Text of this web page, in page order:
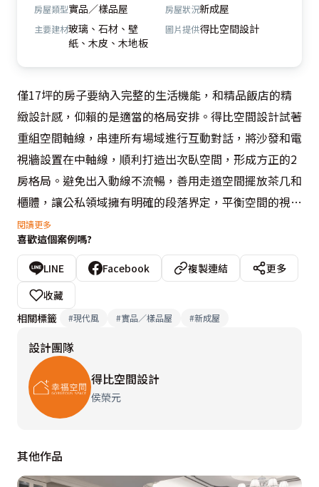
房屋類型實品／樣品屋 房屋狀況新成屋
主要建材玻璃、石材、壁
紙、木皮、木地板
圖片提供得比空間設計
僅17坪的房子要納入完整的生活機能，和精品飯店的精
緻設計感，仰賴的是適當的格局安排。得比空間設計試著
重組空間軸線，串連所有場域進行互動對話，將沙發和電
視牆設置在中軸線，順利打造出次臥空間，形成方正的2
房格局。避免出入動線不流暢，善用走道空間擺放茶几和
櫃體，讓公私領域擁有明確的段落界定，平衡空間的視覺
切割比例，進而提升視覺放大感。
室內收納設計精彩可期，宛如日本小宅放大術，侯榮元設
計師藉由架高地坪的方式，在餐廳和更衣室設置上掀式收
納櫃，整齊劃一的櫃體立面，收攏可抽拉的隱藏式餐桌，
再只是走道，創造出多用途空間。
閱讀更多
喜歡這個案例嗎?
LINE Facebook 複製連結
更多
收藏
相關標籤
#現代風 #實品／樣品屋 #新成屋
設計團隊
得比空間設計
侯榮元
其他作品